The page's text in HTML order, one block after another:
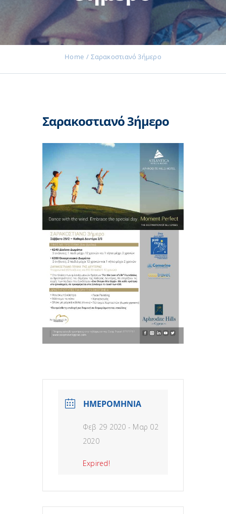
Εκδηλώσεις
Προϊόντα
Επικοινωνία
Εισφορές
Home Σαρακοστιανό 3ήμερο
Σαρακοστιανό 3ήμερο
ΗΜΕΡΟΜΗΝΙΑ
Φεβ 29 2020 - Μαρ 02
2020
Expired!